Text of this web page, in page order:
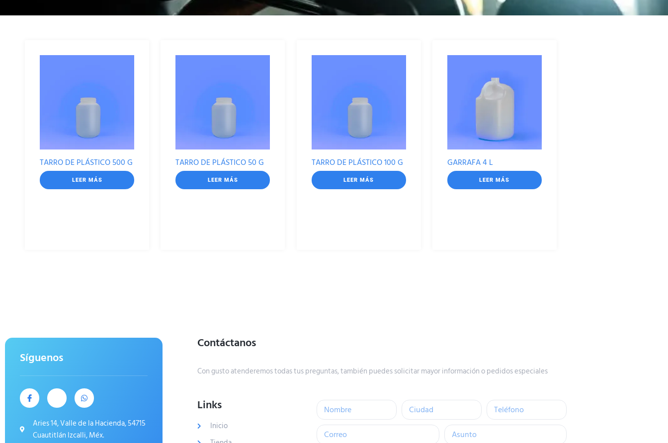
TARRO DE PLÁSTICO 500 G
LEER MÁS
TARRO DE PLÁSTICO 50 G
LEER MÁS
TARRO DE PLÁSTICO 100 G
LEER MÁS
GARRAFA 4 L
LEER MÁS
Síguenos
Aries 14, Valle de la Hacienda, 54715
Cuautitlán Izcalli, Méx.
Contáctanos
Con gusto atenderemos todas tus preguntas, también puedes solicitar mayor información o pedidos especiales
Links
Inicio